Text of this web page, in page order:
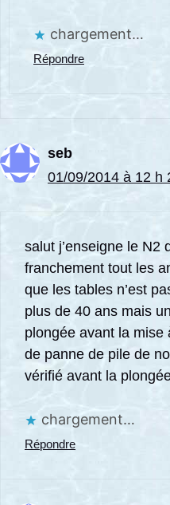
chargement…
Répondre
seb
01/09/2014 à 12 h
salut j’enseigne le N2
franchement tout les
que les tables n’est
plus de 40 ans mais
plongée avant la mise
de panne de pile de
vérifié avant la
chargement…
Répondre